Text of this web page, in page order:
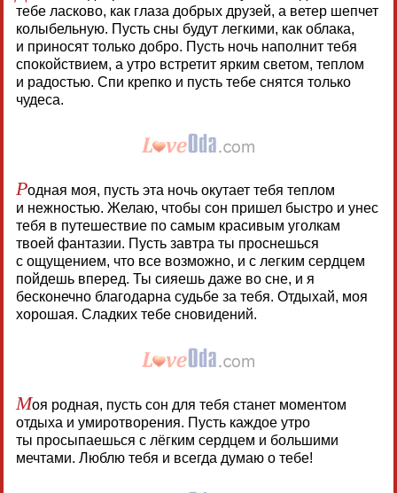
тебе ласково, как глаза добрых друзей, а ветер шепчет
колыбельную. Пусть сны будут легкими, как облака,
и приносят только добро. Пусть ночь наполнит тебя
спокойствием, а утро встретит ярким светом, теплом
и радостью. Спи крепко и пусть тебе снятся только
чудеса.
Родная моя, пусть эта ночь окутает тебя теплом
и нежностью. Желаю, чтобы сон пришел быстро и унес
тебя в путешествие по самым красивым уголкам
твоей фантазии. Пусть завтра ты проснешься
с ощущением, что все возможно, и с легким сердцем
пойдешь вперед. Ты сияешь даже во сне, и я
бесконечно благодарна судьбе за тебя. Отдыхай, моя
хорошая. Сладких тебе сновидений.
Моя родная, пусть сон для тебя станет моментом
отдыха и умиротворения. Пусть каждое утро
ты просыпаешься с лёгким сердцем и большими
мечтами. Люблю тебя и всегда думаю о тебе!